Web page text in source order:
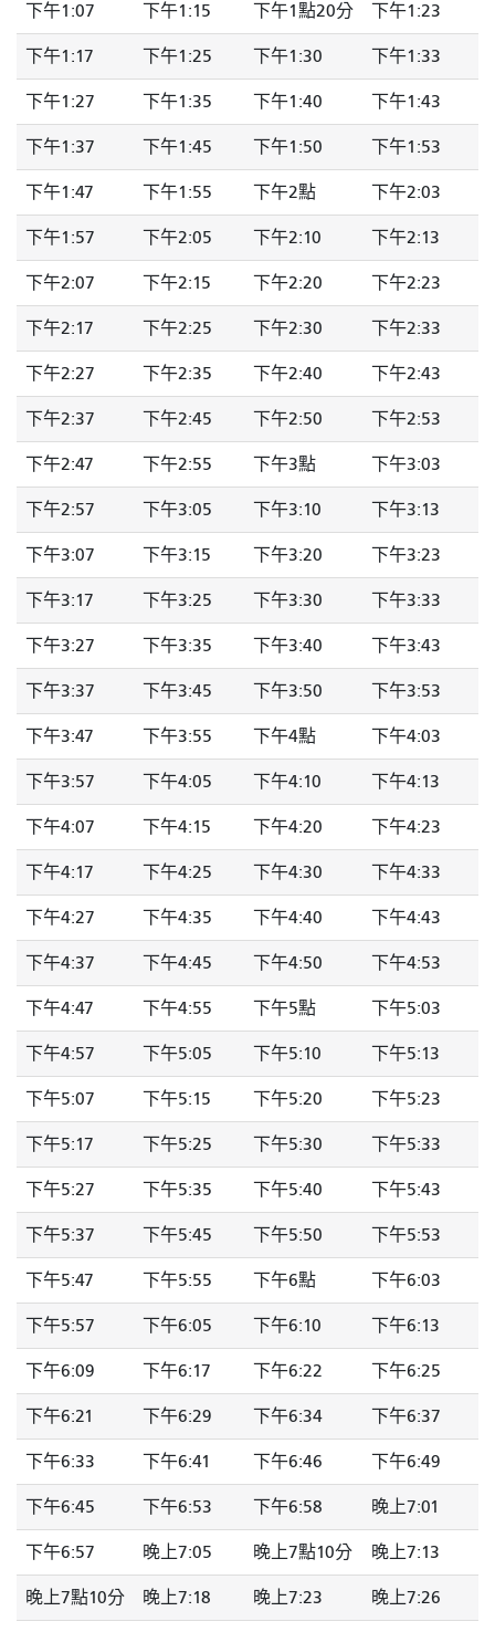
下午1:07 下午1:15 下午1點20分 下午1:23
下午1:17 下午1:25 下午1:30 下午1:33
下午1:27 下午1:35 下午1:40 下午1:43
下午1:37 下午1:45 下午1:50 下午1:53
下午1:47 下午1:55 下午2點 下午2:03
下午1:57 下午2:05 下午2:10 下午2:13
下午2:07 下午2:15 下午2:20 下午2:23
下午2:17 下午2:25 下午2:30 下午2:33
下午2:27 下午2:35 下午2:40 下午2:43
下午2:37 下午2:45 下午2:50 下午2:53
下午2:47 下午2:55 下午3點 下午3:03
下午2:57 下午3:05 下午3:10 下午3:13
下午3:07 下午3:15 下午3:20 下午3:23
下午3:17 下午3:25 下午3:30 下午3:33
下午3:27 下午3:35 下午3:40 下午3:43
下午3:37 下午3:45 下午3:50 下午3:53
下午3:47 下午3:55 下午4點 下午4:03
下午3:57 下午4:05 下午4:10 下午4:13
下午4:07 下午4:15 下午4:20 下午4:23
下午4:17 下午4:25 下午4:30 下午4:33
下午4:27 下午4:35 下午4:40 下午4:43
下午4:37 下午4:45 下午4:50 下午4:53
下午4:47 下午4:55 下午5點 下午5:03
下午4:57 下午5:05 下午5:10 下午5:13
下午5:07 下午5:15 下午5:20 下午5:23
下午5:17 下午5:25 下午5:30 下午5:33
下午5:27 下午5:35 下午5:40 下午5:43
下午5:37 下午5:45 下午5:50 下午5:53
下午5:47 下午5:55 下午6點 下午6:03
下午5:57 下午6:05 下午6:10 下午6:13
下午6:09 下午6:17 下午6:22 下午6:25
下午6:21 下午6:29 下午6:34 下午6:37
下午6:33 下午6:41 下午6:46 下午6:49
下午6:45 下午6:53 下午6:58 晚上7:01
下午6:57 晚上7:05 晚上7點10分 晚上7:13
晚上7點10分 晚上7:18 晚上7:23 晚上7:26